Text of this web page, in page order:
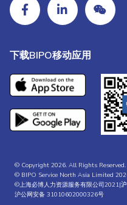
下载BIPO移动应用
© Copyright 2026. All Rights Reserved.
© BIPO Service North Asia Limited
©上海必博人力资源服务有限公司2021|
沪公网安备 31010602000326号